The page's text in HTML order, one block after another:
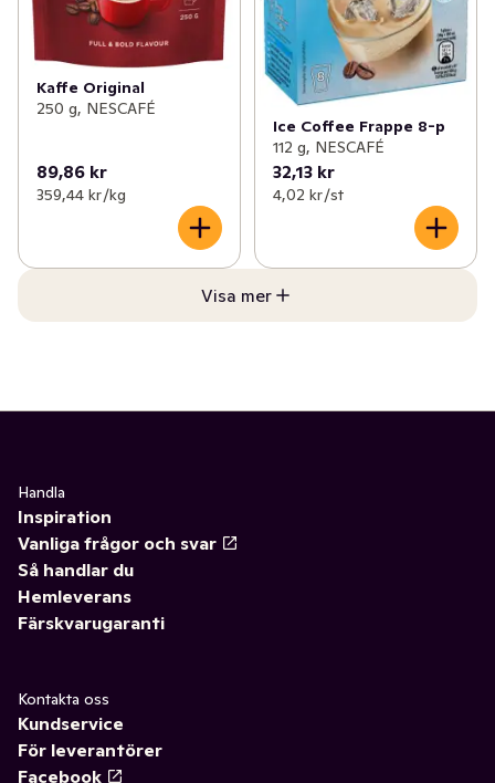
Kaffe Original
250 g, NESCAFÉ
89,86 kr
359,44 kr /kg
Ice Coffee Frappe 8-p
112 g, NESCAFÉ
32,13 kr
4,02 kr /st
Visa mer
Handla
Inspiration
Vanliga frågor och svar
Så handlar du
Hemleverans
Färskvarugaranti
Kontakta oss
Kundservice
För leverantörer
Facebook